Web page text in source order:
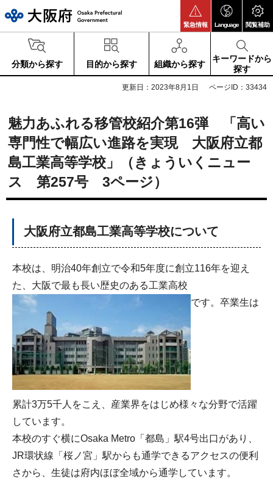
緊急情報 Language 閲覧補助
分類から探す 目的から探す 組織から探す
キーワードから
探す
更新日：2023年8月1日 ページID：33434
魅力あふれる移管校紹介第16弾 「高い
専門性で幅広い進路を実現 大阪府立都
島工業高等学校」（きょういくニュー
ス 第257号 3ページ）
大阪府立都島工業高等学校について
本校は、明治40年創立で令和5年度に創立116年を迎え
た、大阪で最も長い歴史のある工業高校
です。卒業生は
累計3万5千人をこえ、産業界をはじめ様々な分野で活躍
しています。
本校のすぐ横にOsaka Metro「都島」駅4号出口があり、
JR環状線「桜ノ宮」駅からも通学できるアクセスの便利
さから、生徒は府内ほぼ全域から通学しています。